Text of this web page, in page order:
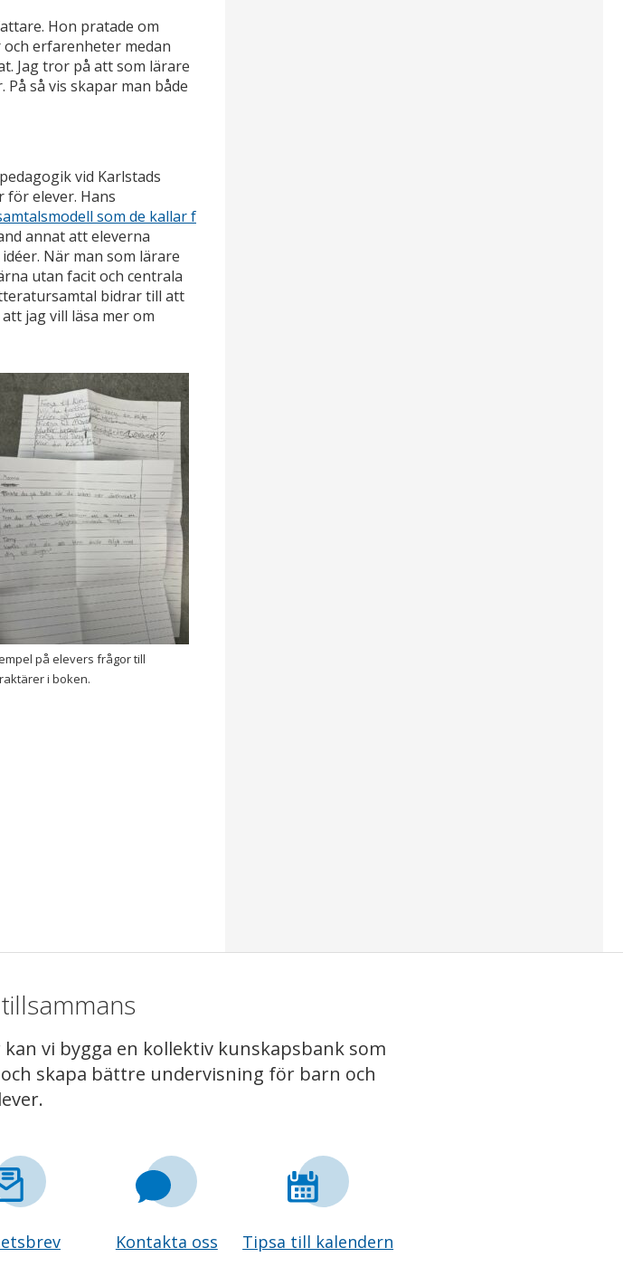
Hon pratade om
och erfarenheter medan
Jag tror på att som lärare
så vis skapar man både
vid Karlstads
elever. Hans
som de kallar f
annat att eleverna
När man som lärare
utan facit och centrala
bidrar till att
jag vill läsa mer om
på elevers frågor till
i boken.
vi bygga en kollektiv kunskapsbank som
skapa bättre undervisning för barn och
Kontakta oss Tipsa till kalendern